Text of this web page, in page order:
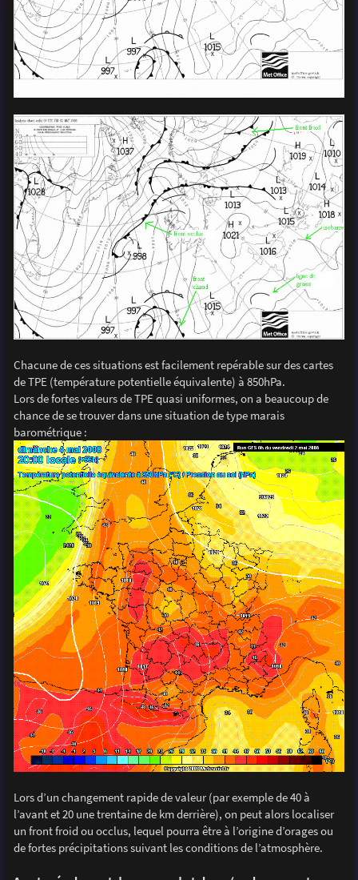
Chacune de ces situations est facilement repérable sur des cartes
de TPE (température potentielle équivalente) à 850hPa.
Lors de fortes valeurs de TPE quasi uniformes, on a beaucoup de
chance de se trouver dans une situation de type marais
barométrique :
Lors d’un changement rapide de valeur (par exemple de 40 à
l’avant et 20 une trentaine de km derrière), on peut alors localiser
un front froid ou occlus, lequel pourra être à l’origine d’orages ou
de fortes précipitations suivant les conditions de l’atmosphère.